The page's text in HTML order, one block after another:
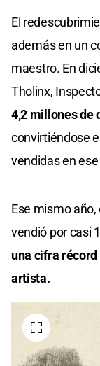
El
además en un
maestro. En
Tholinx,
4,2 millones de
convirtiéndose
vendidas en
Ese mismo año,
vendió por casi
una cifra
artista.